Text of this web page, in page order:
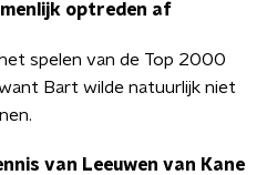
optreden af
spelen van de Top 2000
Bart wilde natuurlijk niet
van Leeuwen van Kane